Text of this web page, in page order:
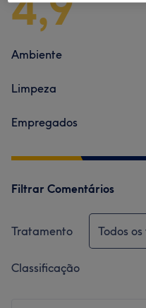
Ambiente
Limpeza
Empregados
Filtrar Comentários
Tratamento Todos
Classificação